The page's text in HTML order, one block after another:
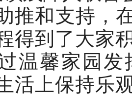
推和支持，
得到了大家
温馨家园
活上保持乐